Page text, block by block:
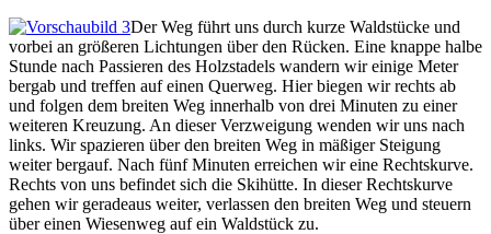
Der Weg führt uns durch kurze Waldstücke und
vorbei an größeren Lichtungen über den Rücken. Eine knappe halbe
Stunde nach Passieren des Holzstadels wandern wir einige Meter
bergab und treffen auf einen Querweg. Hier biegen wir rechts ab
und folgen dem breiten Weg innerhalb von drei Minuten zu einer
weiteren Kreuzung. An dieser Verzweigung wenden wir uns nach
links. Wir spazieren über den breiten Weg in mäßiger Steigung
weiter bergauf. Nach fünf Minuten erreichen wir eine Rechtskurve.
Rechts von uns befindet sich die Skihütte. In dieser Rechtskurve
gehen wir geradeaus weiter, verlassen den breiten Weg und steuern
über einen Wiesenweg auf ein Waldstück zu.